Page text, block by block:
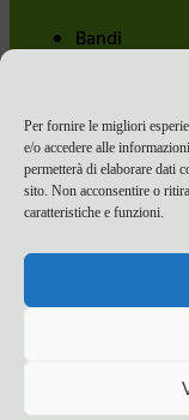
Per fornire le migliori
e/o accedere alle
permetterà di elaborare dati
sito. Non acconsentire o
caratteristiche e funzioni.
Bandi